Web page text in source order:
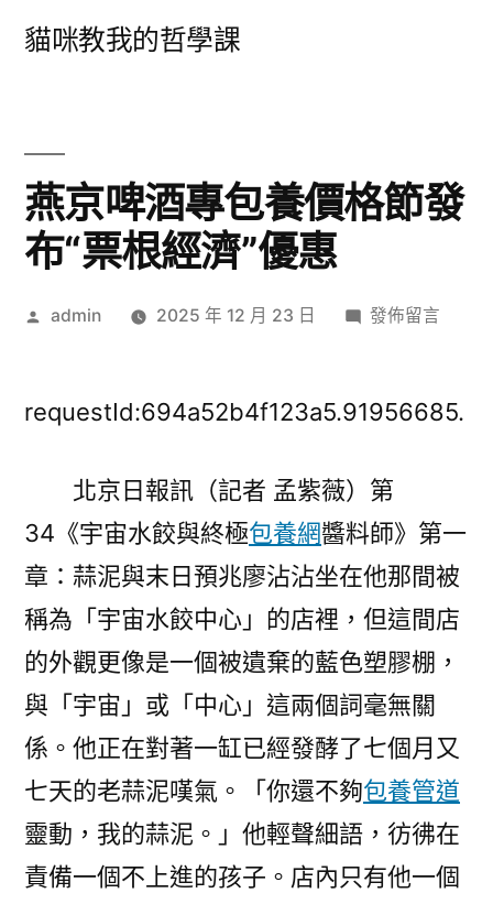
貓咪教我的哲學課
燕京啤酒專包養價格節發
布“票根經濟”優惠
作
admin 2025 年 12 月 23 日
在
啤
包
養
價
格
節
發
“票
根
經
濟”
優
惠〉
發佈留言
requestId:694a52b4f123a5.91956685.
北京日報訊（記者 孟紫薇）第
34《宇宙水餃與終極包養網醬料師》第一
章：蒜泥與末日預兆廖沾沾坐在他那間被
稱為「宇宙水餃中心」的店裡，但這間店
的外觀更像是一個被遺棄的藍色塑膠棚，
與「宇宙」或「中心」這兩個詞毫無關
係。他正在對著一缸已經發酵了七個月又
七天的老蒜泥嘆氣。「你還不夠包養管道
靈動，我的蒜泥。」他輕聲細語，彷彿在
責備一個不上進的孩子。店內只有他一個